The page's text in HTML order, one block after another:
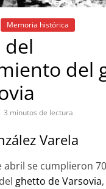
Memoria histórica
del
del
3 minutos de lectura
Varela
abril se cumplieron
ghetto de Varsovia